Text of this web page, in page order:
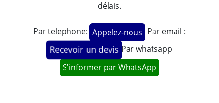
délais.
Par telephone: Appelez-nous Par email :
Recevoir un devis Par whatsapp
S'informer par WhatsApp